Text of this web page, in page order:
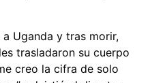
Uganda y tras morir,
trasladaron su cuerpo
creo la cifra de solo